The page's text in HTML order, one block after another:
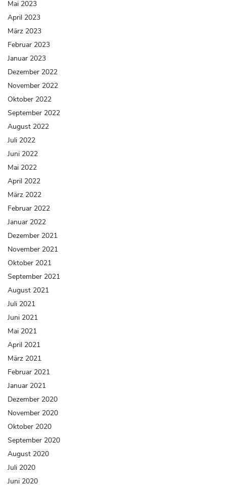
Mai 2023
April 2023
März 2023
Februar 2023
Januar 2023
Dezember 2022
November 2022
Oktober 2022
September 2022
August 2022
Juli 2022
Juni 2022
Mai 2022
April 2022
März 2022
Februar 2022
Januar 2022
Dezember 2021
November 2021
Oktober 2021
September 2021
August 2021
Juli 2021
Juni 2021
Mai 2021
April 2021
März 2021
Februar 2021
Januar 2021
Dezember 2020
November 2020
Oktober 2020
September 2020
August 2020
Juli 2020
Juni 2020